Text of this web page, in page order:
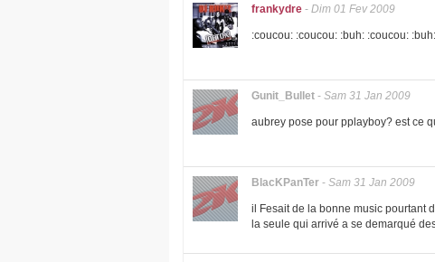
frankydre - Dim 01 Fev 2009
:coucou: :coucou: :buh: :coucou:
Gunit_Bullet - Sam 31 Jan 2009
aubrey pose pour pplayboy? est ce
BlacKPanTer - Sam 31 Jan 2009
il Fesait de la bonne music pourtant
la seule qui arrivé a se demarqué